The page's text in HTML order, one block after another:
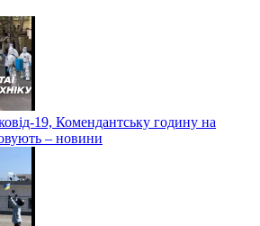
19, Комендантську годину на
– новини